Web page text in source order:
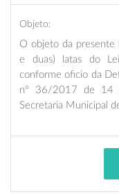
Objeto:
O objeto da presente
e duas) latas do
conforme oficio da
nº 36/2017 de 14
Secretaria Municipal